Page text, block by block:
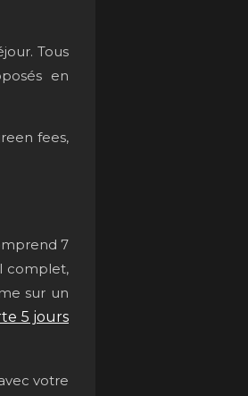
Tous
en
fees,
7
complet,
sur un
5 jours
votre